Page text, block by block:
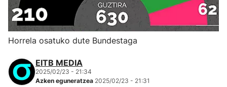
Horrela osatuko dute Bundestaga
EITB MEDIA
2025/02/23 - 21:34
Azken eguneratzea 2025/02/23 - 21:31